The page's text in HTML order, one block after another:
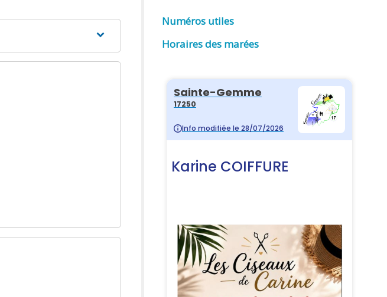
Numéros utiles
Horaires des marées